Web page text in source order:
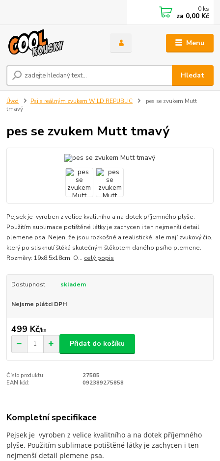
Menu
Hledat
0 ks
za 0,00 Kč
Úvod Psi s reálným zvukem WILD REPUBLIC
pes se zvukem Mutt
tmavý
pes se zvukem Mutt tmavý
Pejsek je vyroben z velice kvalitního a na dotek příjemného plyše.
Použitím sublimace potištěné látky je zachycen i ten nejmenší detail
plemene psa. Nejen, že jsou rozkošné a realistické, ale mají zvukový čip,
který po stisknutí štěká skutečným štěkotem daného psího plemene.
Rozměry: 19x8.5x18cm. O... celý popis
Dostupnost skladem
Nejsme plátci DPH
499 Kč/ks
Přidat do košíku
Číslo produktu:
27585
EAN kód:
092389275858
Kompletní specifikace
Pejsek je vyroben z velice kvalitního a na dotek příjemného
plyše. Použitím sublimace potištěné látky je zachycen i ten
nejmenší detail plemene psa.